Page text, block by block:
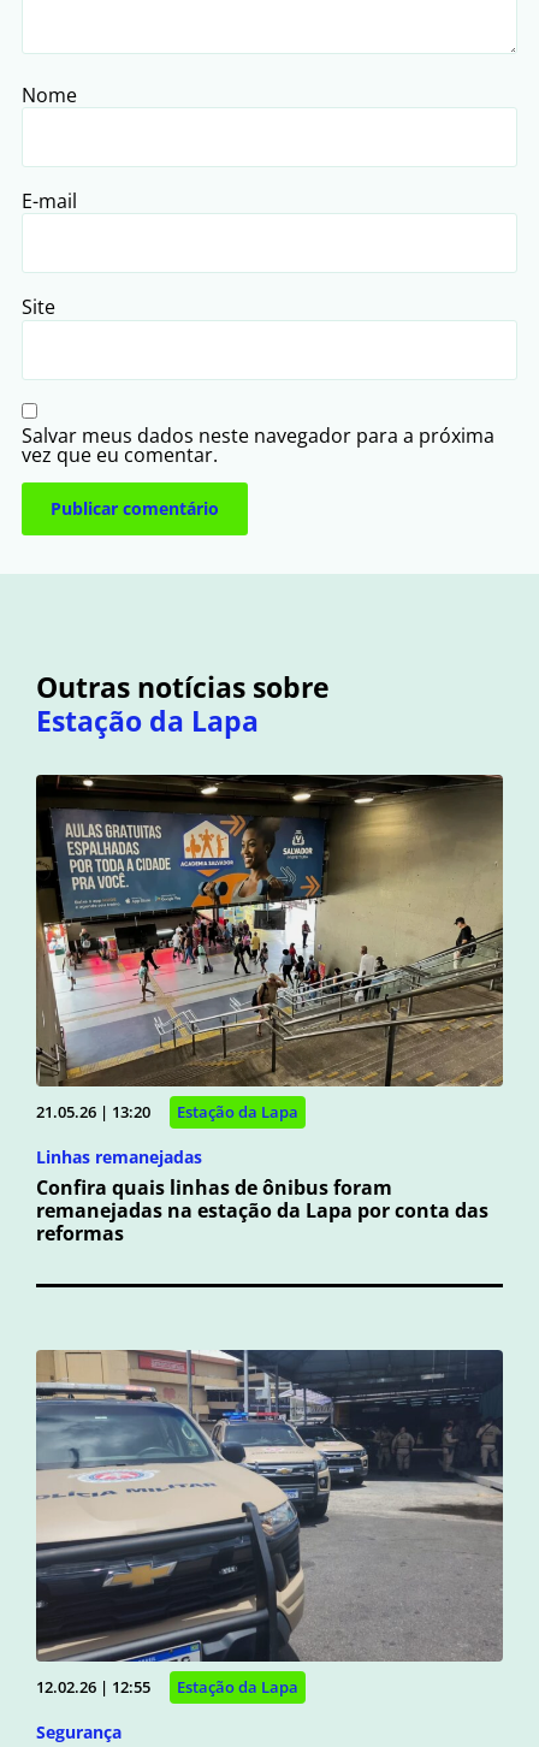
Nome
E-mail
Site
Salvar meus dados neste navegador para a próxima
vez que eu comentar.
Outras notícias sobre
Estação da Lapa
21.05.26 | 13:20 Estação da Lapa
Linhas remanejadas
Confira quais linhas de ônibus foram
remanejadas na estação da Lapa por conta das
reformas
12.02.26 | 12:55 Estação da Lapa
Segurança